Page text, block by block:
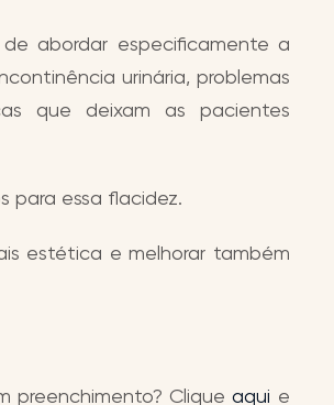
abordar especificamente a
urinária, problemas
que deixam as pacientes
para essa flacidez.
estética e melhorar também
preenchimento? Cliqueaqui e